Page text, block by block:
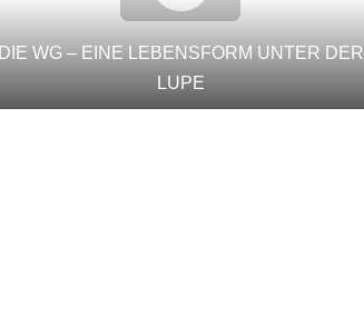
DIE WG – EINE LEBENSFORM UNTER DER
LUPE